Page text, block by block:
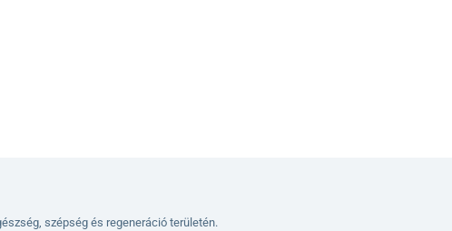
szépség és regeneráció területén.